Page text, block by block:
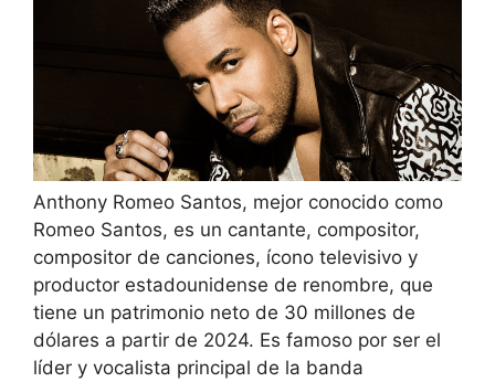
Anthony Romeo Santos, mejor conocido como
Romeo Santos, es un cantante, compositor,
compositor de canciones, ícono televisivo y
productor estadounidense de renombre, que
tiene un patrimonio neto de 30 millones de
dólares a partir de 2024. Es famoso por ser el
líder y vocalista principal de la banda